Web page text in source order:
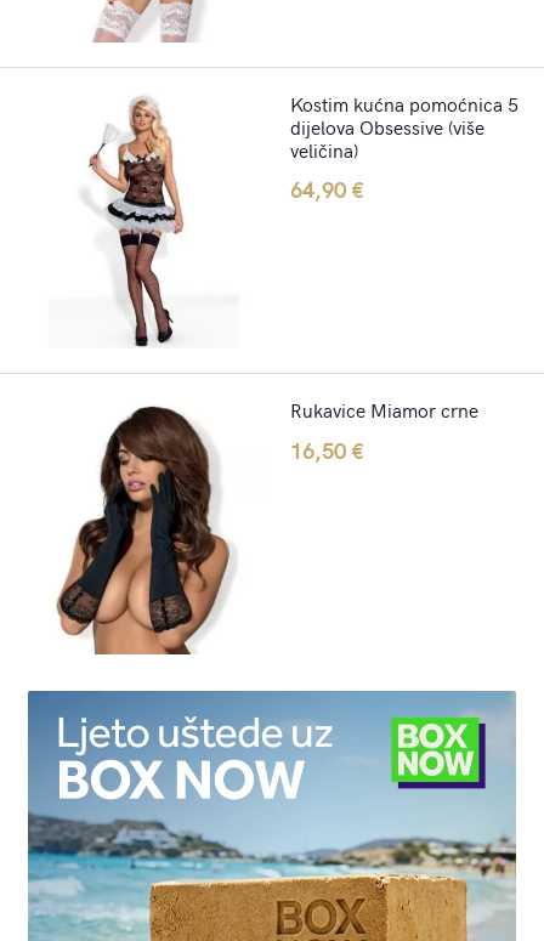
Kostim kućna pomoćnica 5
dijelova Obsessive (više
veličina)
64,90€
Rukavice Miamor crne
16,50€